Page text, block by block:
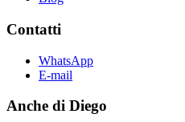
Contatti
WhatsApp
E-mail
Anche di Diego